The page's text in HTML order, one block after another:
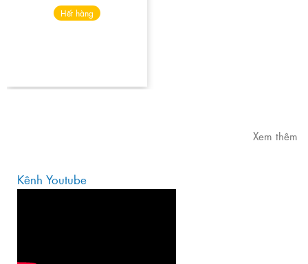
Hết hàng
Xem thêm
Kênh Youtube